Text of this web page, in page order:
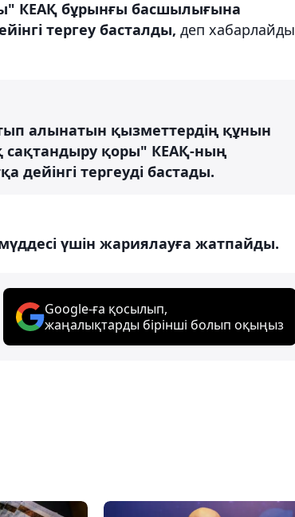
КЕАҚ бұрынғы басшылығына
тергеу басталды, деп хабарлайды
алынатын қызметтердің құнын
сақтандыру қоры" КЕАҚ-ның
тергеуді бастады.
үшін жариялауға жатпайды.
Google-ға қосылып,
жаңалықтарды бірінші болып оқыңыз